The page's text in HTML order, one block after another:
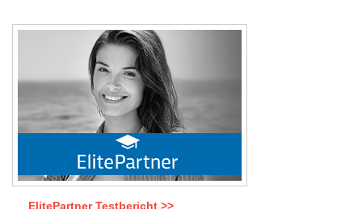
ElitePartner Testbericht >>